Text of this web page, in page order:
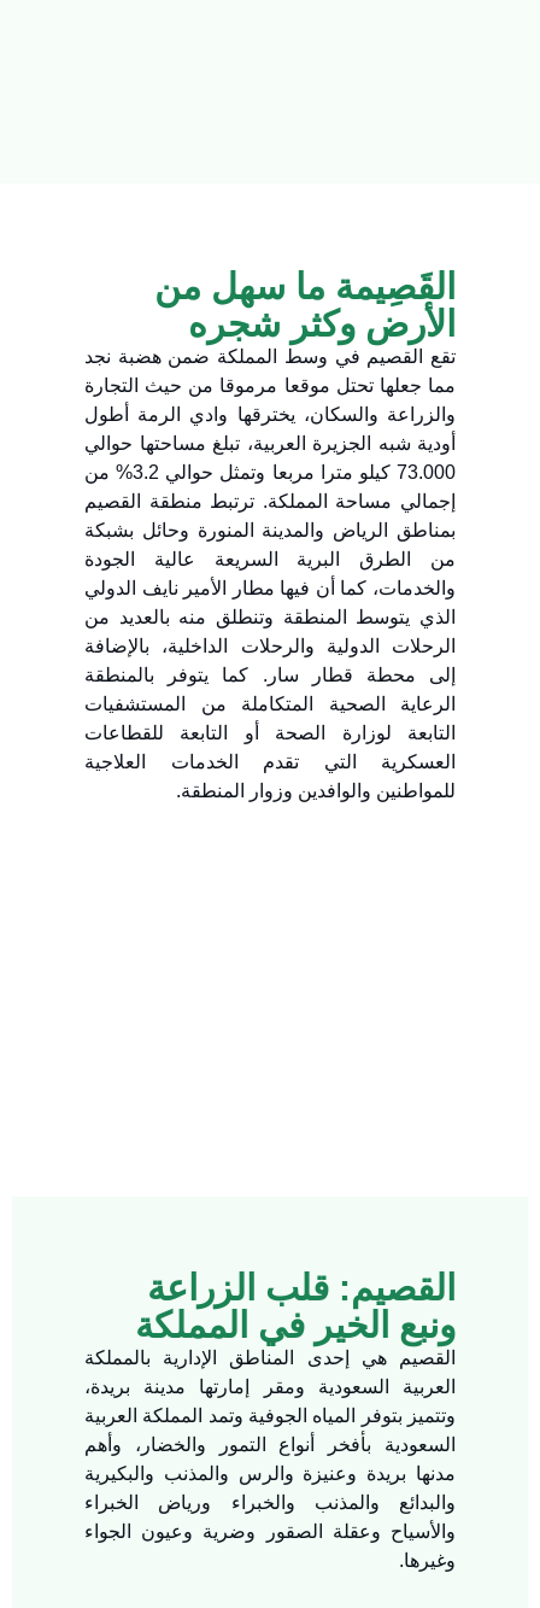
القَصِيمة ما سهل من
الأرض وكثر شجره
تقع القصيم في وسط المملكة ضمن هضبة نجد
مما جعلها تحتل موقعا مرموقا من حيث التجارة
والزراعة والسكان، يخترقها وادي الرمة أطول
أودية شبه الجزيرة العربية، تبلغ مساحتها حوالي
73.000 كيلو مترا مربعا وتمثل حوالي 3.2% من
إجمالي مساحة المملكة. ترتبط منطقة القصيم
بمناطق الرياض والمدينة المنورة وحائل بشبكة
من الطرق البرية السريعة عالية الجودة
والخدمات، كما أن فيها مطار الأمير نايف الدولي
الذي يتوسط المنطقة وتنطلق منه بالعديد من
الرحلات الدولية والرحلات الداخلية، بالإضافة
إلى محطة قطار سار. كما يتوفر بالمنطقة
الرعاية الصحية المتكاملة من المستشفيات
التابعة لوزارة الصحة أو التابعة للقطاعات
العسكرية التي تقدم الخدمات العلاجية
للمواطنين والوافدين وزوار المنطقة.​
القصيم: قلب الزراعة
ونبع الخير في المملكة
القصيم هي إحدى المناطق الإدارية بالمملكة
العربية السعودية ومقر إمارتها مدينة بريدة،
وتتميز بتوفر المياه الجوفية وتمد المملكة العربية
السعودية بأفخر أنواع التمور والخضار، وأهم
مدنها بريدة وعنيزة والرس والمذنب والبكيرية
والبدائع والمذنب والخبراء ورياض الخبراء
والأسياح وعقلة الصقور وضرية وعيون الجواء
وغيرها.​